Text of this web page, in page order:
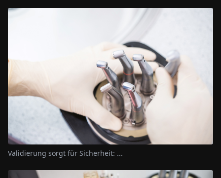
Validierung sorgt für Sicherheit: ...